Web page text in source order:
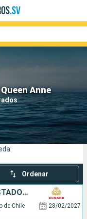
Anne
Compañías
Ordenar
CHILE, PERÚ, PANAMÁ, ARUBA, ESTADOS UNIDOS
de Chile 28/02/2027